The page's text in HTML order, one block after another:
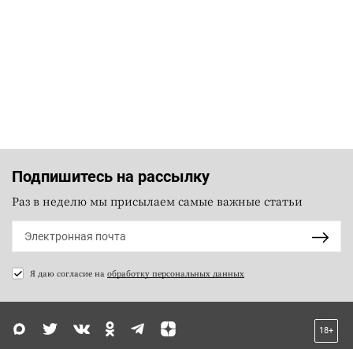
Подпишитесь на рассылку
Раз в неделю мы присылаем самые важные статьи
Я даю согласие на обработку персональных данных
18+